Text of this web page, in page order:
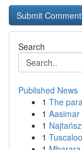
Search
Published News
1 The
1
1
1